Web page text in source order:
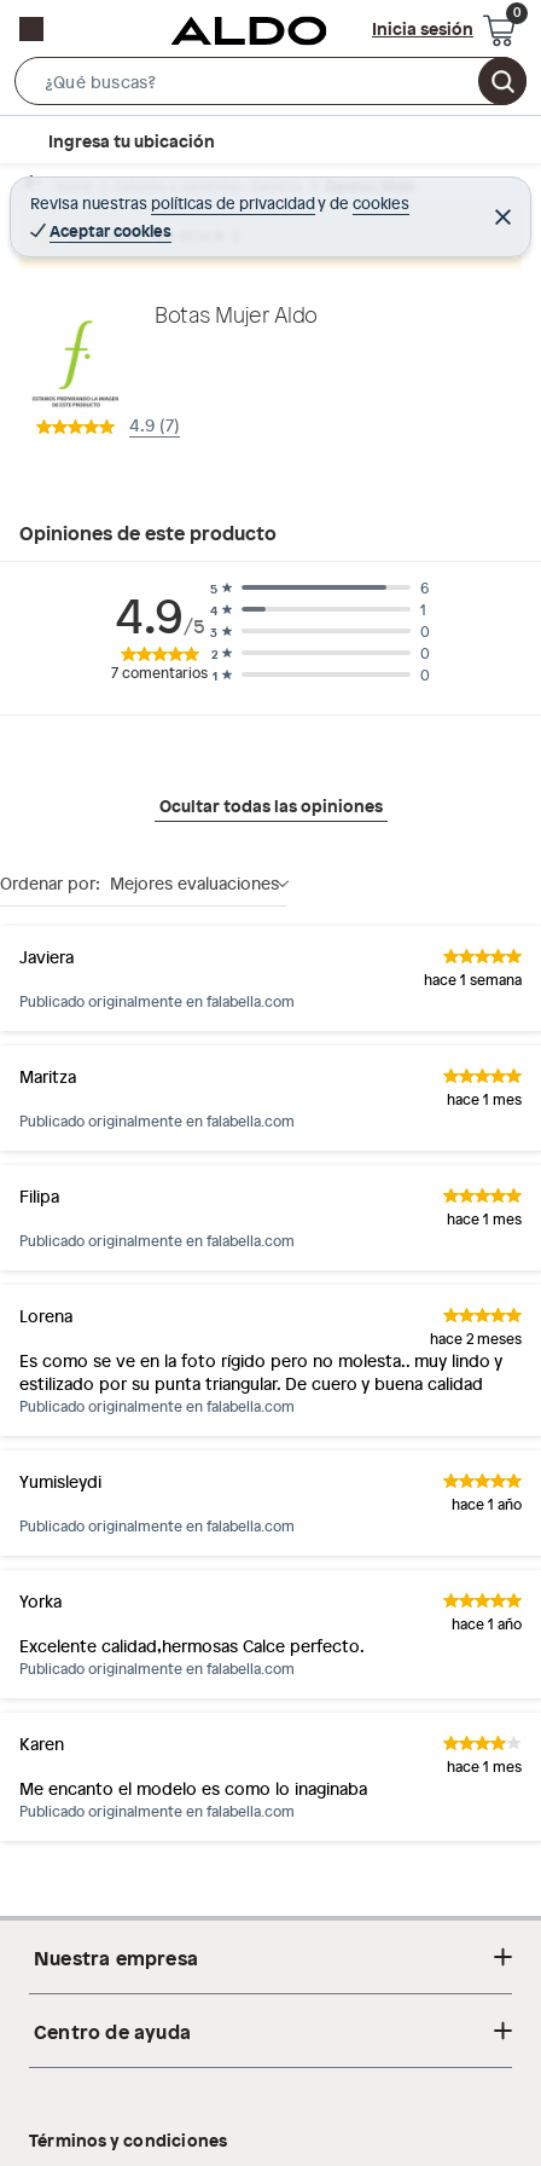
Inicia sesión
e
r
c
B
r
c
t
Ingresa tu ubicación
Revisa nuestras políticas de privacidadyde cookies
Aceptar cookies
C
e
r
Home Calzado y zapatillas - Zapatos Zapatos Mujer
Producto sin stock :(
Botas Mujer Aldo
4.9 (7)
Opiniones de este producto
4.9/5
7comentarios 1 0
2 0
3 0
4 1
5 6
Ocultar todas las opiniones
Ordenar por: Mejores evaluaciones
Javiera
hace 1 semana
Publicado originalmente enfalabella.com
Maritza
hace 1 mes
Publicado originalmente enfalabella.com
Filipa
hace 1 mes
Publicado originalmente enfalabella.com
Lorena
hace 2 meses
Es como se ve en la foto rígido pero no molesta.. muy lindo y
estilizado por su punta triangular. De cuero y buena calidad
Publicado originalmente enfalabella.com
Yumisleydi
hace 1 año
Publicado originalmente enfalabella.com
Yorka
hace 1 año
Excelente calidad,hermosas Calce perfecto.
Publicado originalmente enfalabella.com
Karen
hace 1 mes
Me encanto el modelo es como lo inaginaba
Publicado originalmente enfalabella.com
Nuestra empresa
Acerca de nosotros
Centro de ayuda
Libro de reclamaciones
Términos y condiciones